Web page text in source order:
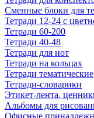
Сменные блоки для
Тетради 12-24 с
Тетради 60-200
Тетради 40-48
Тетради для нот
Тетради на кольцах
Тетради тематические
Тетради-словарики
Этикет-лента,
Альбомы для
Офисные